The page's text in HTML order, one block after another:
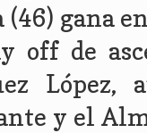
gana
off de
y el